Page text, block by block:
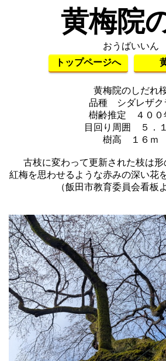
黄梅院
おうばいいん
トップページへ
黄梅院のしだれ
品種 シダレザク
樹齢推定 ４００
目回り周囲 ５．
樹高 １６ｍ
古枝に変わって更新された枝は形
紅梅を思わせるような赤みの深い花
（飯田市教育委員会看板